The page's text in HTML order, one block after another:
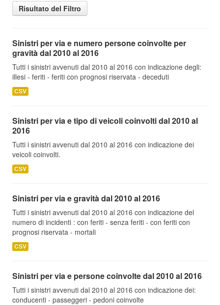
Risultato del Filtro
Sinistri per via e numero persone coinvolte per
gravità dal 2010 al 2016
Tutti i sinistri avvenuti dal 2010 al 2016 con indicazione degli:
illesi - feriti - feriti con prognosi riservata - deceduti
CSV
Sinistri per via e tipo di veicoli coinvolti dal 2010 al
2016
Tutti i sinistri avvenuti dal 2010 al 2016 con indicazione dei
veicoli coinvolti.
CSV
Sinistri per via e gravità dal 2010 al 2016
Tutti i sinistri avvenuti dal 2010 al 2016 con indicazione del
numero di incidenti : con feriti - senza feriti - con feriti con
prognosi riservata - mortali
CSV
Sinistri per via e persone coinvolte dal 2010 al 2016
Tutti i sinistri avvenuti dal 2010 al 2016 con indicazione dei:
conducenti - passeggeri - pedoni coinvolte